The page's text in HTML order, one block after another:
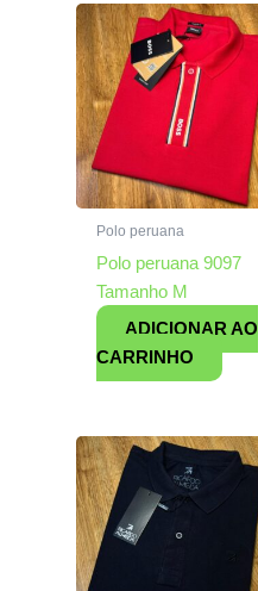
Polo peruana
Polo peruana 9097
Tamanho M
ADICIONAR AO
CARRINHO